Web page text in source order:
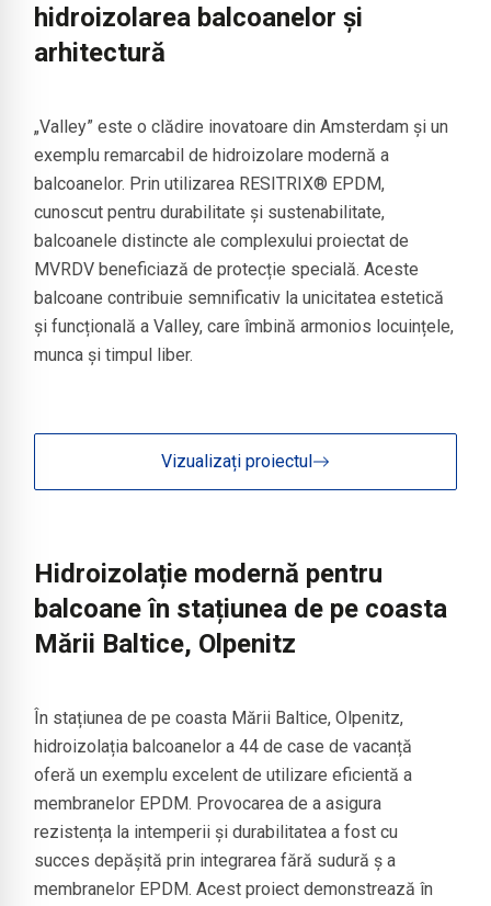
hidroizolarea balcoanelor și
arhitectură
„Valley” este o clădire inovatoare din Amsterdam și un
exemplu remarcabil de hidroizolare modernă a
balcoanelor. Prin utilizarea RESITRIX® EPDM,
cunoscut pentru durabilitate și sustenabilitate,
balcoanele distincte ale complexului proiectat de
MVRDV beneficiază de protecție specială. Aceste
balcoane contribuie semnificativ la unicitatea estetică
și funcțională a Valley, care îmbină armonios locuințele,
munca și timpul liber.
Vizualizați proiectul
Hidroizolație modernă pentru
balcoane în stațiunea de pe coasta
Mării Baltice, Olpenitz
În stațiunea de pe coasta Mării Baltice, Olpenitz,
hidroizolația balcoanelor a 44 de case de vacanță
oferă un exemplu excelent de utilizare eficientă a
membranelor EPDM. Provocarea de a asigura
rezistența la intemperii și durabilitatea a fost cu
succes depășită prin integrarea fără sudură ș a
membranelor EPDM. Acest proiect demonstrează în